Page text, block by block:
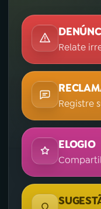
Relate
Registre
ELOGIO